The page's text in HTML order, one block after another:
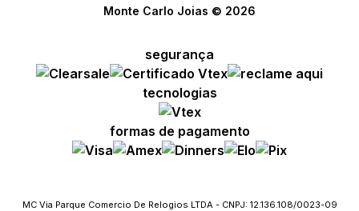
Monte Carlo Joias © 2026
segurança
tecnologias
formas de pagamento
MC Via Parque Comercio De Relogios LTDA - CNPJ: 12.136.108/0023-09